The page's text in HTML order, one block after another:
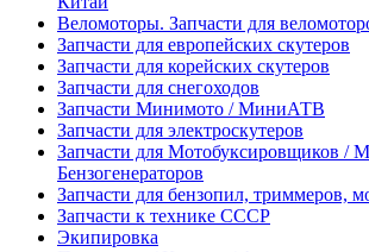
Веломоторы. Запчасти для
Запчасти для европейских скутеров
Запчасти для корейских скутеров
Запчасти для снегоходов
Запчасти Минимото / МиниАТВ
Запчасти для электроскутеров
Запчасти для Мотобуксировщиков /
Бензогенераторов
Запчасти для бензопил, триммеров,
Запчасти к технике СССР
Экипировка